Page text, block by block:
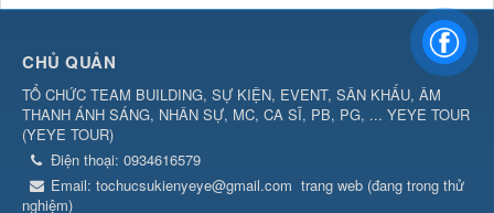
CHỦ QUẢN
TỔ CHỨC TEAM BUILDING, SỰ KIỆN, EVENT, SÂN KHẤU, ÂM
THANH ÁNH SÁNG, NHÂN SỰ, MC, CA SĨ, PB, PG, ... YEYE TOUR
(YEYE TOUR)
Điện thoại: 0934616579
Email: tochucsukienyeye@gmail.com trang web (đang trong thử
nghiệm)